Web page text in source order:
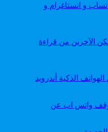
و انستاغرام و
الآخرين من قراءة
واتس اب عن